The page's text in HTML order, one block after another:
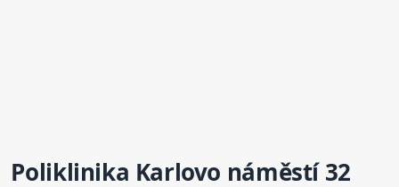
Poliklinika Karlovo náměstí 32